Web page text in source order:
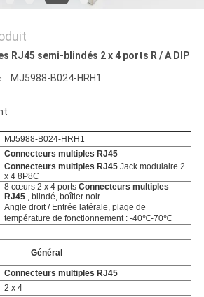
RJ45 semi-blindés 2 x 4 ports R / A DIP
: MJ5988-B024-HRH1
MJ5988-B024-HRH1
Connecteurs multiples RJ45
Connecteurs multiples RJ45 Jack modulaire 2
x 4 8P8C
8 cœurs 2 x 4 ports Connecteurs multiples
RJ45 , blindé, boîtier noir
Angle droit / Entrée latérale, plage de
température de fonctionnement : -40℃-70℃
Général
Connecteurs multiples RJ45
2 x 4